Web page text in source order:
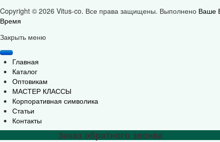
Copyright © 2026 Vitus-co. Все права защищены. Выполнено Ваше
Время
Закрыть меню
Главная
Каталог
Оптовикам
МАСТЕР КЛАССЫ
Корпоративная символика
Статьи
Контакты
Заказ обратного звонка